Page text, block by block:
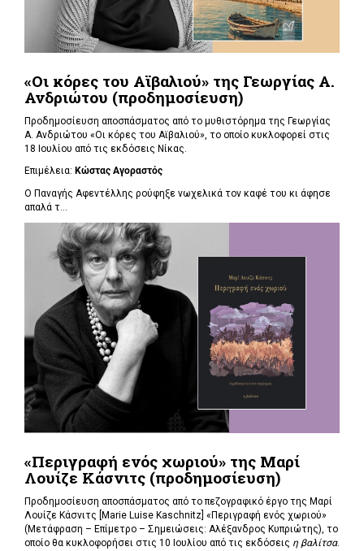
«Οι κόρες του Αϊβαλιού» της Γεωργίας Α.
Ανδριώτου (προδημοσίευση)
Προδημοσίευση αποσπάσματος από το μυθιστόρημα της Γεωργίας
Α. Ανδριώτου «Οι κόρες του Αϊβαλιού», το οποίο κυκλοφορεί στις
18 Ιουλίου από τις εκδόσεις Νίκας.
Επιμέλεια: Κώστας Αγοραστός
Ο Παναγής Αφεντέλλης ρούφηξε νωχελικά τον καφέ του κι άφησε
απαλά τ...
«Περιγραφή ενός χωριού» της Μαρί
Λουίζε Κάσνιτς (προδημοσίευση)
Προδημοσίευση αποσπάσματος από το πεζογραφικό έργο της Μαρί
Λουίζε Κάσνιτς [Marie Luise Kaschnitz] «Περιγραφή ενός χωριού»
(Μετάφραση – Επίμετρο – Σημειώσεις: Αλέξανδρος Κυπριώτης), το
οποίο θα κυκλοφορήσει στις 10 Ιουλίου από τις εκδόσεις η βαλίτσα.